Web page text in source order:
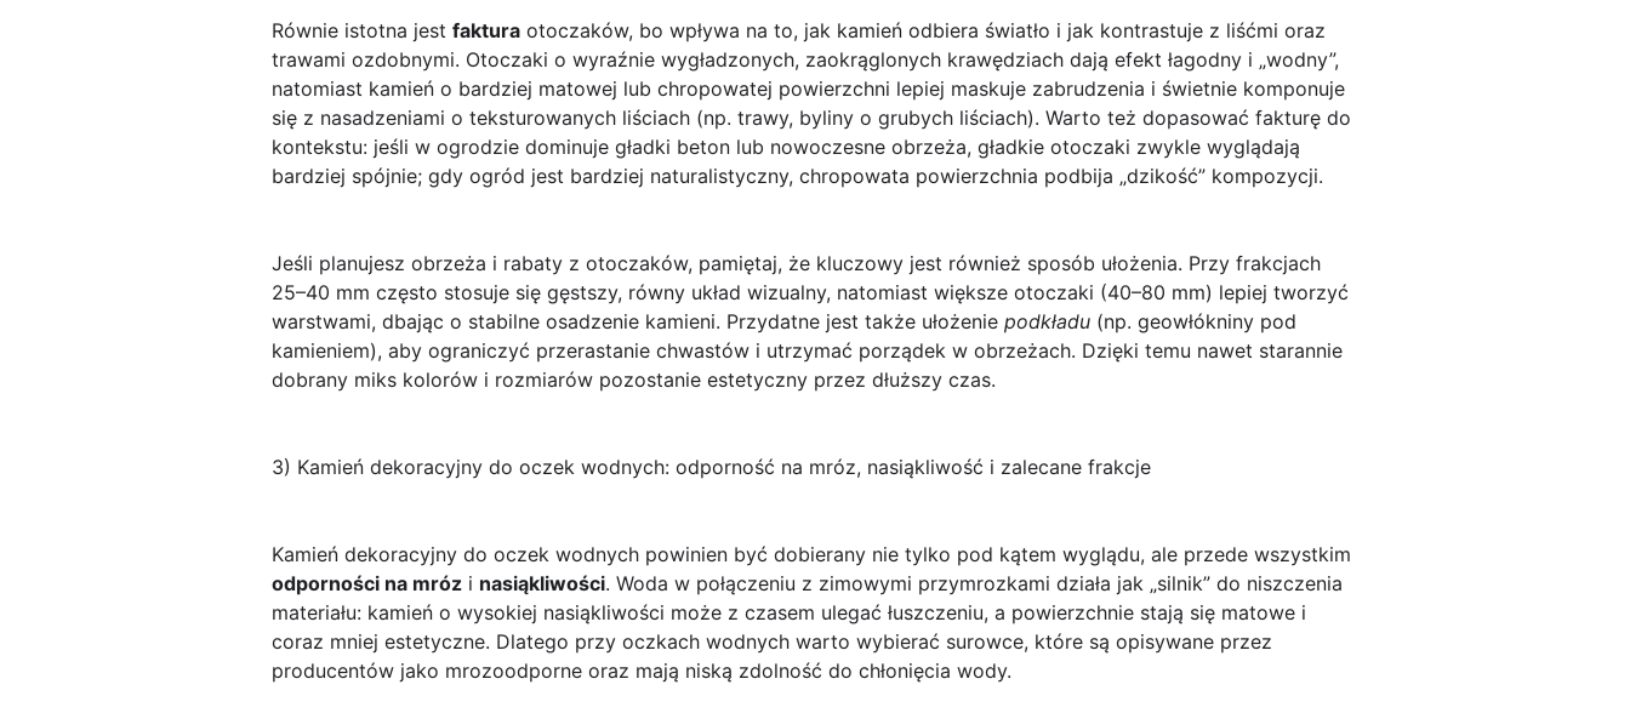
Równie istotna jest faktura otoczaków, bo wpływa na to, jak kamień odbiera światło i jak kontrastuje z liśćmi oraz
trawami ozdobnymi. Otoczaki o wyraźnie wygładzonych, zaokrąglonych krawędziach dają efekt łagodny i „wodny”,
natomiast kamień o bardziej matowej lub chropowatej powierzchni lepiej maskuje zabrudzenia i świetnie komponuje
się z nasadzeniami o teksturowanych liściach (np. trawy, byliny o grubych liściach). Warto też dopasować fakturę do
kontekstu: jeśli w ogrodzie dominuje gładki beton lub nowoczesne obrzeża, gładkie otoczaki zwykle wyglądają
bardziej spójnie; gdy ogród jest bardziej naturalistyczny, chropowata powierzchnia podbija „dzikość” kompozycji.
Jeśli planujesz obrzeża i rabaty z otoczaków, pamiętaj, że kluczowy jest również sposób ułożenia. Przy frakcjach
25–40 mm często stosuje się gęstszy, równy układ wizualny, natomiast większe otoczaki (40–80 mm) lepiej tworzyć
warstwami, dbając o stabilne osadzenie kamieni. Przydatne jest także ułożenie podkładu (np. geowłókniny pod
kamieniem), aby ograniczyć przerastanie chwastów i utrzymać porządek w obrzeżach. Dzięki temu nawet starannie
dobrany miks kolorów i rozmiarów pozostanie estetyczny przez dłuższy czas.
3) Kamień dekoracyjny do oczek wodnych: odporność na mróz, nasiąkliwość i zalecane frakcje
Kamień dekoracyjny do oczek wodnych powinien być dobierany nie tylko pod kątem wyglądu, ale przede wszystkim
odporności na mróz i nasiąkliwości. Woda w połączeniu z zimowymi przymrozkami działa jak „silnik” do niszczenia
materiału: kamień o wysokiej nasiąkliwości może z czasem ulegać łuszczeniu, a powierzchnie stają się matowe i
coraz mniej estetyczne. Dlatego przy oczkach wodnych warto wybierać surowce, które są opisywane przez
producentów jako mrozoodporne oraz mają niską zdolność do chłonięcia wody.